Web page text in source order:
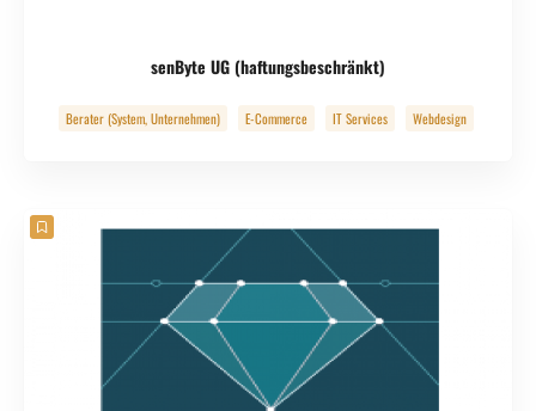
senByte UG (haftungsbeschränkt)
Berater (System, Unternehmen) E-Commerce IT Services
Webdesign